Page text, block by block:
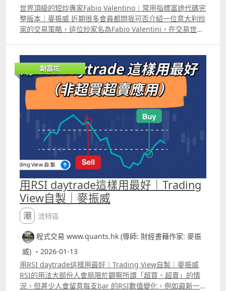
世界頂級的短炒專家Fabio Valentino｜常用指標富途代碼完
整版本｜麥振威 近期很多會員都問我可否介紹一位意大利炒
家的交易策略，這位炒家名為Fabio Valentini，在交易世界
Robins World Cup交易錦標賽中，四次入圍了頂級交易員
的排名。 最重要的是，他運用的不是選股後Buy and Hold
等方法，他設計了幾套交易策略，全都是用作超短線短炒。
他習慣運用一個名為Cumulative Volume DeltaCVD的指
標，採用背馳走勢當作入市訊號之一。這個指標的富途版
本，留言區中有完整的代碼。另Patreon 及YouTube高級會
員版本，會有CVD背馳訊號的「卡片」代碼，大家可以在富
途的量化交易平台中應用，當作交易策略的一部份，在富途
量化交易平台backtest及autotrade。
創富坊
用RSI daytrade這樣用最好｜Trading
View自製｜麥振威
潮流特區
程式交易 www.quants.hk (導師: 財經書藉作家: 麥振
威) ・2026-01-13
用RSI daytrade這樣用最好｜Trading View自製｜麥振威
RSI的用法大部份人會局限於觀察所謂「超買、超賣」的情
況，但甚少人會留意每支bar 的RSI數值變化，例如最新一